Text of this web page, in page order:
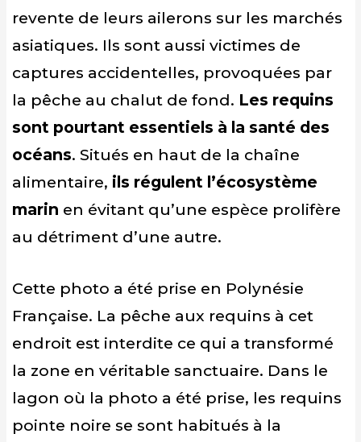
revente de leurs ailerons sur les marchés
asiatiques. Ils sont aussi victimes de
captures accidentelles, provoquées par
la pêche au chalut de fond. Les requins
sont pourtant essentiels à la santé des
océans. Situés en haut de la chaîne
alimentaire, ils régulent l’écosystème
marin en évitant qu’une espèce prolifère
au détriment d’une autre.
Cette photo a été prise en Polynésie
Française. La pêche aux requins à cet
endroit est interdite ce qui a transformé
la zone en véritable sanctuaire. Dans le
lagon où la photo a été prise, les requins
pointe noire se sont habitués à la